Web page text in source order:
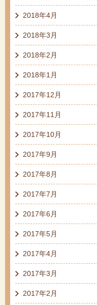
2018年4月
2018年3月
2018年2月
2018年1月
2017年12月
2017年11月
2017年10月
2017年9月
2017年8月
2017年7月
2017年6月
2017年5月
2017年4月
2017年3月
2017年2月